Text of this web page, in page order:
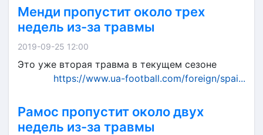
Менди пропустит около трех
недель из-за травмы
2019-09-25 12:00
Это уже вторая травма в текущем сезоне
https://www.ua-football.com/foreign/spai...
Рамос пропустит около двух
недель из-за травмы